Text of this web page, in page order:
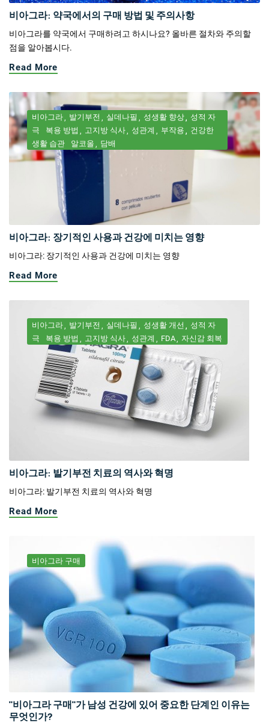
비아그라: 약국에서의 구매 방법 및 주의사항
비아그라를 약국에서 구매하려고 하시나요? 올바른 절차와 주의할
점을 알아봅시다.
Read More
비아그라 발기부전 실데나필 성생활 향상
성적 자
극
복용 방법 고지방 식사 성관계 부작용
건강한
생활 습관
알코올 담배
비아그라: 장기적인 사용과 건강에 미치는 영향
비아그라: 장기적인 사용과 건강에 미치는 영향
Read More
비아그라 발기부전 실데나필 성생활 개선
성적 자
극
복용 방법 고지방 식사 성관계 FDA 자신감 회복
비아그라: 발기부전 치료의 역사와 혁명
비아그라: 발기부전 치료의 역사와 혁명
Read More
비아그라 구매
"비아그라 구매"가 남성 건강에 있어 중요한 단계인 이유는
무엇인가?